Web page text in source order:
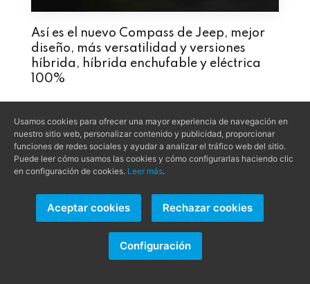
Así es el nuevo Compass de Jeep, mejor
diseño, más versatilidad y versiones
híbrida, híbrida enchufable y eléctrica
100%
JEEP
Usamos cookies para ofrecer una mayor experiencia de navegación en
nuestro sitio web, personalizar contenido y publicidad, proporcionar
funciones de redes sociales y ayudar a analizar el tráfico web del sitio.
Puede leer cómo usamos las cookies y cómo configurarlas haciendo clic
en configuración de cookies. Leer más.
Aceptar cookies Rechazar cookies
Configuración